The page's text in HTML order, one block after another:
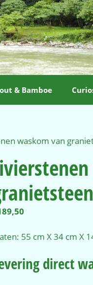
& Bamboe
waskom van
55 cm X 34 cm X
direct